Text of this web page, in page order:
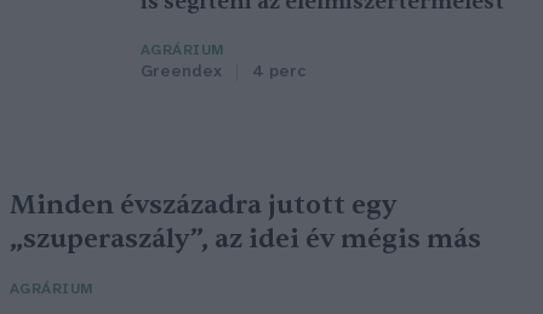
AGRÁRIUM
Greendex 4 perc
Minden évszázadra jutott egy
„szuperaszály”, az idei év mégis más
AGRÁRIUM